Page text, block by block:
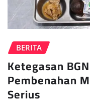
BERITA
Ketegasan
Pembenahan
Serius